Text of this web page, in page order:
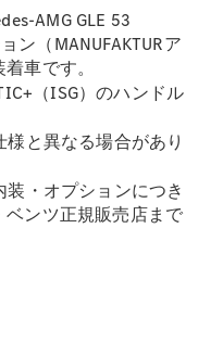
AMG GLE 53
ン（MANUFAKTURア
車です。
（ISG）のハンドル
と異なる場合があり
・オプションにつき
ンツ正規販売店まで